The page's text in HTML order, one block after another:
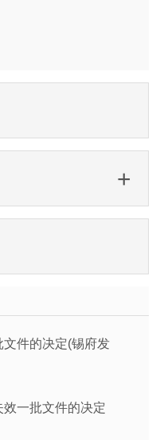
件的决定(锡府发
一批文件的决定